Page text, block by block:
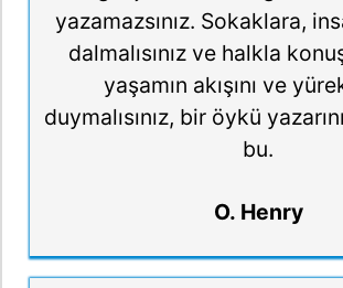
yazamazsınız. Sokaklara,
dalmalısınız ve halkla
yaşamın akışını ve
duymalısınız, bir öykü
bu.
O. Henry